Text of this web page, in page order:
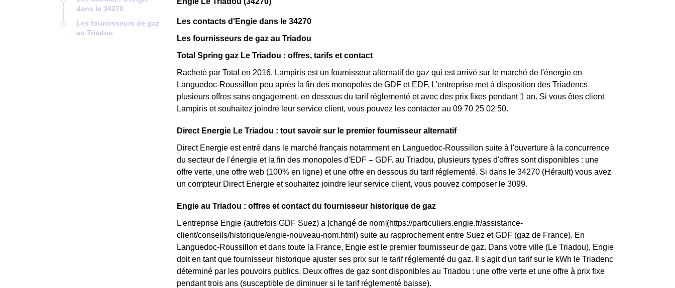
dans le 34270
Les fournisseurs de gaz
au Triadou
Les contacts d'Engie dans le 34270
Les fournisseurs de gaz au Triadou
Total Spring gaz Le Triadou : offres, tarifs et contact
Racheté par Total en 2016, Lampiris est un fournisseur alternatif de gaz qui est arrivé sur le marché de l'énergie en
Languedoc-Roussillon peu après la fin des monopoles de GDF et EDF. L'entreprise met à disposition des Triadencs
plusieurs offres sans engagement, en dessous du tarif réglementé et avec des prix fixes pendant 1 an. Si vous êtes client
Lampiris et souhaitez joindre leur service client, vous pouvez les contacter au 09 70 25 02 50.
Direct Energie Le Triadou : tout savoir sur le premier fournisseur alternatif
Direct Energie est entré dans le marché français notamment en Languedoc-Roussillon suite à l'ouverture à la concurrence
du secteur de l'énergie et la fin des monopoles d'EDF – GDF. au Triadou, plusieurs types d'offres sont disponibles : une
offre verte, une offre web (100% en ligne) et une offre en dessous du tarif réglementé. Si dans le 34270 (Hérault) vous avez
un compteur Direct Energie et souhaitez joindre leur service client, vous pouvez composer le 3099.
Engie au Triadou : offres et contact du fournisseur historique de gaz
L'entreprise Engie (autrefois GDF Suez) a [changé de nom](https://particuliers.engie.fr/assistance-
client/conseils/historique/engie-nouveau-nom.html) suite au rapprochement entre Suez et GDF (gaz de France). En
Languedoc-Roussillon et dans toute la France, Engie est le premier fournisseur de gaz. Dans votre ville (Le Triadou), Engie
doit en tant que fournisseur historique ajuster ses prix sur le tarif réglementé du gaz. Il s'agit d'un tarif sur le kWh le Triadenc
déterminé par les pouvoirs publics. Deux offres de gaz sont disponibles au Triadou : une offre verte et une offre à prix fixe
pendant trois ans (susceptible de diminuer si le tarif réglementé baisse).